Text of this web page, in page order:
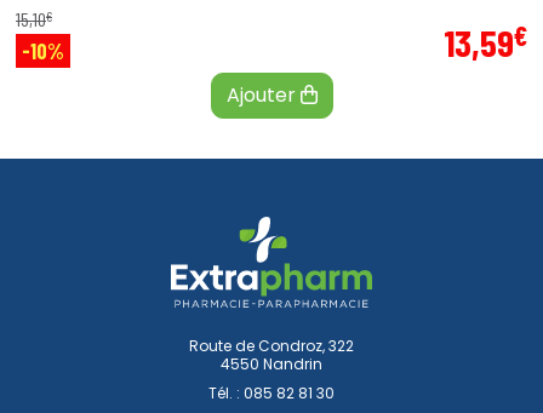
15,10€
-10% 13,59€
Ajouter
Route de Condroz, 322
4550 Nandrin
Tél. : 085 82 81 30